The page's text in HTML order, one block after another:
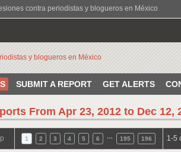
contra periodistas y blogueros en México
SUBMIT A REPORT GET ALERTS
From Apr 23, 2012 to Dec 12,
1 2 3 4 5 6 195 196 1-5